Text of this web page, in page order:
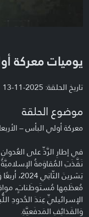
يوميات معركة
تاريخ الحلقة: 2025-11-13
موضوع الحلقة
معركة أولي البأس – الأربعاء 13/11/
في إطارِ الرَّدِّ على
نَفَّذَتِ المُقاوَمةُ
تِشرينَ
مُعظَمِها مُستَوطَناتٍ،
الإسرائيليِّ عِندَ الحُدودِ
وَالقَذائِفِ المَدفَعيَّةِ.